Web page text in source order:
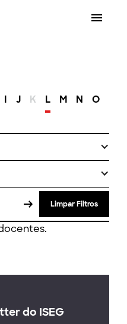
I J K L M N O
Limpar Filtros
do ISEG